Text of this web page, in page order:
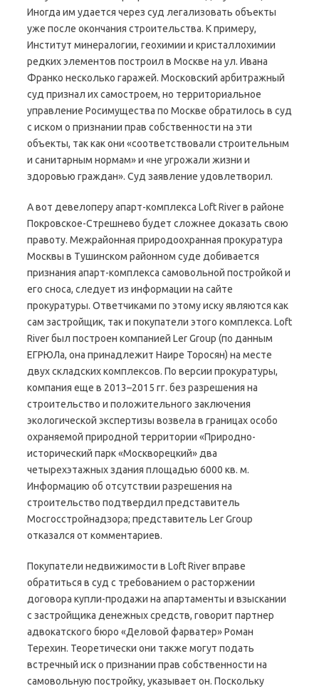
Иногда им удается через суд легализовать объекты
уже после окончания строительства. К примеру,
Институт минералогии, геохимии и кристаллохимии
редких элементов построил в Москве на ул. Ивана
Франко несколько гаражей. Московский арбитражный
суд признал их самостроем, но территориальное
управление Росимущества по Москве обратилось в суд
с иском о признании прав собственности на эти
объекты, так как они «соответствовали строительным
и санитарным нормам» и «не угрожали жизни и
здоровью граждан». Суд заявление удовлетворил.
А вот девелоперу апарт-комплекса Loft River в районе
Покровское-Стрешнево будет сложнее доказать свою
правоту. Межрайонная природоохранная прокуратура
Москвы в Тушинском районном суде добивается
признания апарт-комплекса самовольной постройкой и
его сноса, следует из информации на сайте
прокуратуры. Ответчиками по этому иску являются как
сам застройщик, так и покупатели этого комплекса. Loft
River был построен компанией Ler Group (по данным
ЕГРЮЛа, она принадлежит Наире Торосян) на месте
двух складских комплексов. По версии прокуратуры,
компания еще в 2013–2015 гг. без разрешения на
строительство и положительного заключения
экологической экспертизы возвела в границах особо
охраняемой природной территории «Природно-
исторический парк «Москворецкий» два
четырехэтажных здания площадью 6000 кв. м.
Информацию об отсутствии разрешения на
строительство подтвердил представитель
Мосгосстройнадзора; представитель Ler Group
отказался от комментариев.
Покупатели недвижимости в Loft River вправе
обратиться в суд с требованием о расторжении
договора купли-продажи на апартаменты и взыскании
с застройщика денежных средств, говорит партнер
адвокатского бюро «Деловой фарватер» Роман
Терехин. Теоретически они также могут подать
встречный иск о признании прав собственности на
самовольную постройку, указывает он. Поскольку